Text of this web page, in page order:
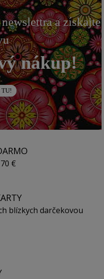
a získajte
nákup!
€
blízkych darčekovou